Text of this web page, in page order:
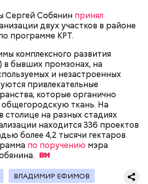
Сергей Собянин принял
двух участков в районе
программе КРТ.
комплексного развития
в бывших промзонах, на
и незастроенных
привлекательные
которые органично
ткань. На
столице на разных стадиях
находится 336 проектов
более 4,2 тысячи гектаров.
по поручению мэра
ВЛАДИМИР ЕФИМОВ
сайтаkarta.mos.ruможно
подборки скидок и самые
которые доступны на
газеты «Накануне», работал
этот дом упоминается в
«Дьяволиада» и очерке «Сорок